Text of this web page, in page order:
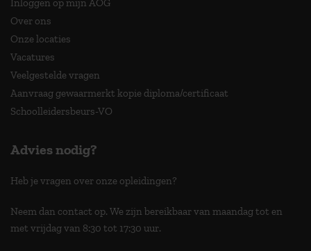
Inloggen op mijn AOG
Over ons
Onze locaties
Vacatures
Veelgestelde vragen
Aanvraag gewaarmerkt kopie diploma/certificaat
Schoolleidersbeurs-VO
Advies nodig?
Heb je vragen over onze opleidingen?
Neem dan contact op. We zijn bereikbaar van maandag tot en
met vrijdag van 8:30 tot 17:30 uur.